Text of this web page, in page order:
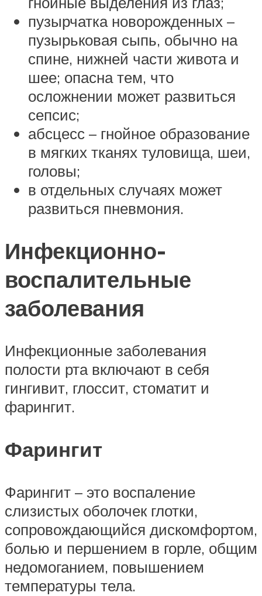
пузырчатка новорожденных –
пузырьковая сыпь, обычно на
спине, нижней части живота и
шее; опасна тем, что
осложнении может развиться
сепсис;
абсцесс – гнойное образование
в мягких тканях туловища, шеи,
головы;
в отдельных случаях может
развиться пневмония.
Инфекционно-
воспалительные
заболевания
Инфекционные заболевания
полости рта включают в себя
гингивит, глоссит, стоматит и
фарингит.
Фарингит
Фарингит – это воспаление
слизистых оболочек глотки,
сопровождающийся дискомфортом,
болью и першением в горле, общим
недомоганием, повышением
температуры тела.